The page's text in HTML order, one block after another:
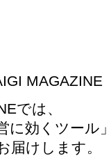
MAGAZINE
では、
に効くツール
届けします。